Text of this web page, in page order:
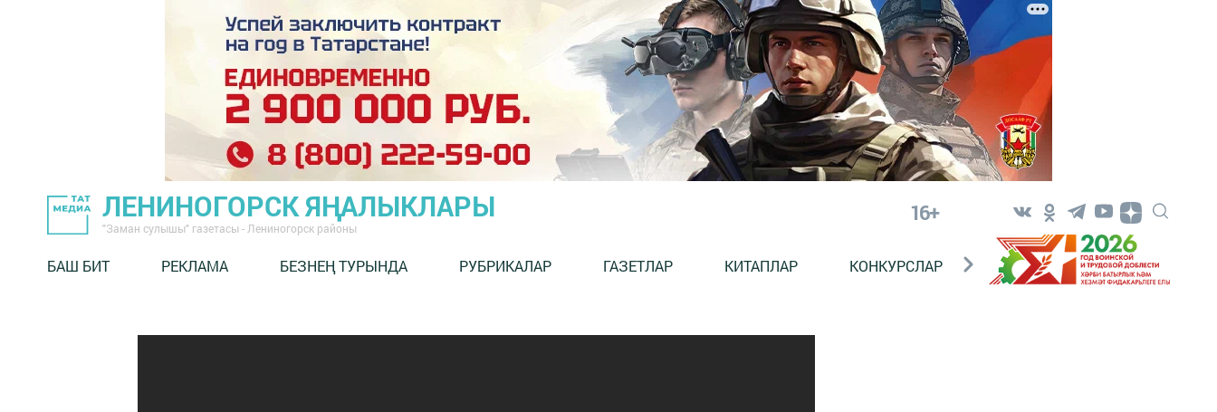
ЛЕНИНОГОРСК ЯҢАЛЫКЛАРЫ
"Заман сулышы" газетасы - Лениногорск районы
16+
БАШ БИТ РЕКЛАМА БЕЗНЕҢ ТУРЫНДА РУБРИКАЛАР ГАЗЕТЛАР КИТАПЛАР КОНКУРСЛАР ТЕЛЕВИДЕНИЕ